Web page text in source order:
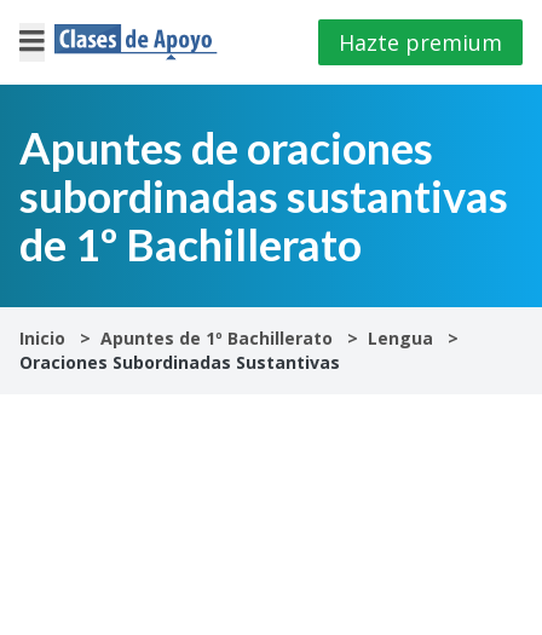
×
Iniciar
sesión
E.S.O
Hazte premium
Apuntes de oraciones
subordinadas sustantivas
de 1º Bachillerato
Inicio Apuntes de 1º Bachillerato
Lengua
Oraciones Subordinadas Sustantivas